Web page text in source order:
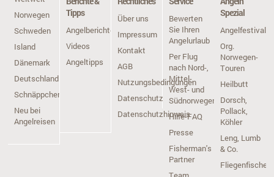
Norwegen
Schweden
Island
Dänemark
Deutschland
Schnäppchen
Neu bei
Angelreisen
Spezial
Angelfestivals
Org.
Norwegen-
Touren
Heilbutt
Dorsch,
Pollack,
Köhler
Leng, Lumb
& Co.
Fliegenfischen
Tipps
Angelberichte
Videos
Angeltipps
Bewerten
Sie Ihren
Angelurlaub
Per Flug
nach Nord-,
Mittel-,
West- und
Südnorwegen
Hilfe-FAQ
Presse
Fisherman's
Partner
Über uns
Impressum
Kontakt
AGB
Nutzungsbedingungen
Datenschutz
Datenschutzhinweis